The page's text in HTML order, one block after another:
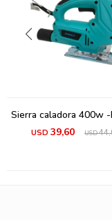
Sierra caladora 400w
USD 39,60 USD